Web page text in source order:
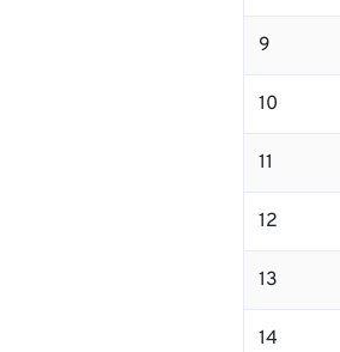
9
10
11
12
13
14